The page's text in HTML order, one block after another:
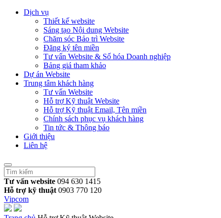
Dịch vụ
Thiết kế website
Sáng tạo Nội dung Website
Chăm sóc Bảo trì Website
Đăng ký tên miền
Tư vấn Website & Số hóa Doanh nghiệp
Bảng giá tham khảo
Dự án Website
Trung tâm khách hàng
Tư vấn Website
Hỗ trợ Kỹ thuật Website
Hỗ trợ Kỹ thuật Email, Tên miền
Chính sách phục vụ khách hàng
Tin tức & Thông báo
Giới thiệu
Liên hệ
Tư vấn website 094 630 1415
Hỗ trợ kỹ thuật 0903 770 120
Vipcom